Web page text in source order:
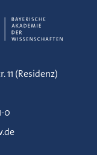
(Residenz)
0